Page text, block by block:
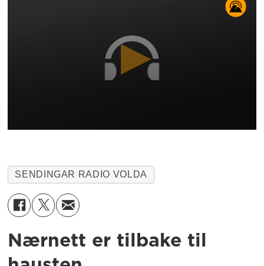
SENDINGAR RADIO VOLDA
Nærnett er tilbake til